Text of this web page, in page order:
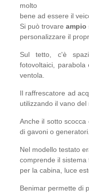
molto
bene ad essere il
Si può trovare ampio
personalizzare il
Sul tetto, c'è
fotovoltaici,
ventola.
Il raffrescatore ad
utilizzando il vano
Anche il sotto scocca
di gavoni o generatori.
Nel modello testato
comprende il sistema
per la cabina, luce
Benimar permette di